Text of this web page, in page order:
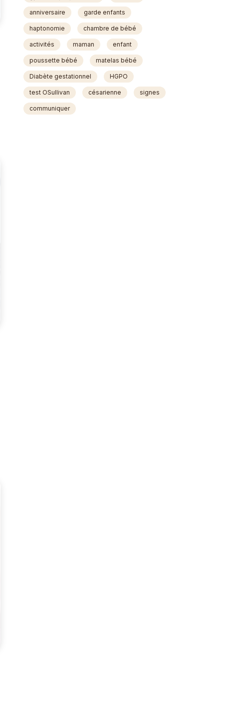
anniversaire garde enfants
haptonomie chambre de bébé
activités maman enfant
poussette bébé matelas bébé
Diabète gestationnel HGPO
test OSullivan césarienne signes
communiquer